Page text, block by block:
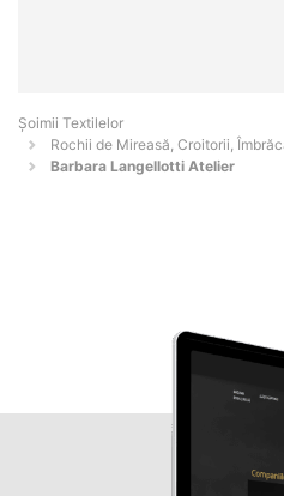
Șoimii Textilelor
Rochii de Mireasă, Croitorii,
Barbara Langellotti Atelier